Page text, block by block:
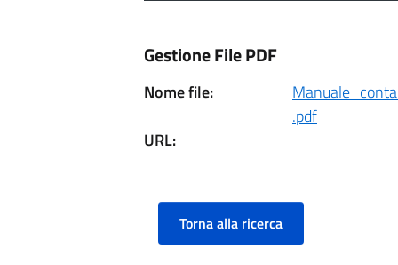
Gestione File PDF
Nome file:
.pdf
URL:
Torna alla ricerca